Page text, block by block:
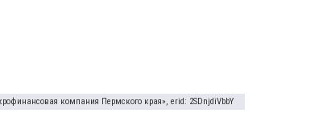
компания Пермского края», erid: 2SDnjdiVbbY